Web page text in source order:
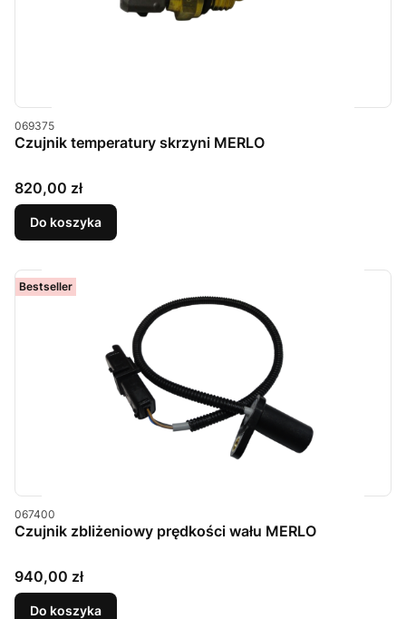
Kod produktu
069375
Czujnik temperatury skrzyni MERLO
Cena
820,00 zł
Do koszyka
Bestseller
Kod produktu
067400
Czujnik zbliżeniowy prędkości wału MERLO
Cena
940,00 zł
Do koszyka